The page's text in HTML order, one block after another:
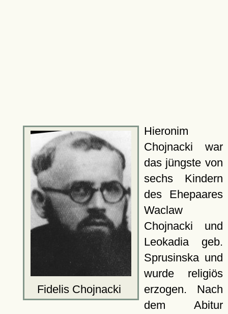
Fidelis Chojnacki
Hieronim
Chojnacki war
das jüngste von
sechs Kindern
des Ehepaares
Waclaw
Chojnacki und
Leokadia geb.
Sprusinska und
wurde religiös
erzogen. Nach
dem Abitur